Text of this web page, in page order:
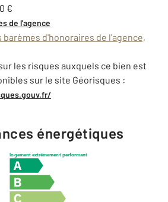
€
de l'agence
d'honoraires de l'agence,
les risques auxquels ce bien est
sur le site Géorisques :
énergétiques
logement extrêmement performant